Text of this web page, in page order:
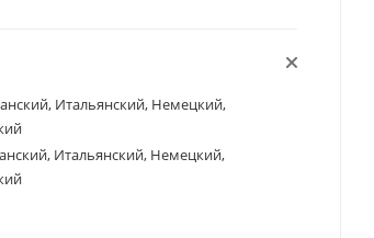
Итальянский, Немецкий,
Итальянский, Немецкий,